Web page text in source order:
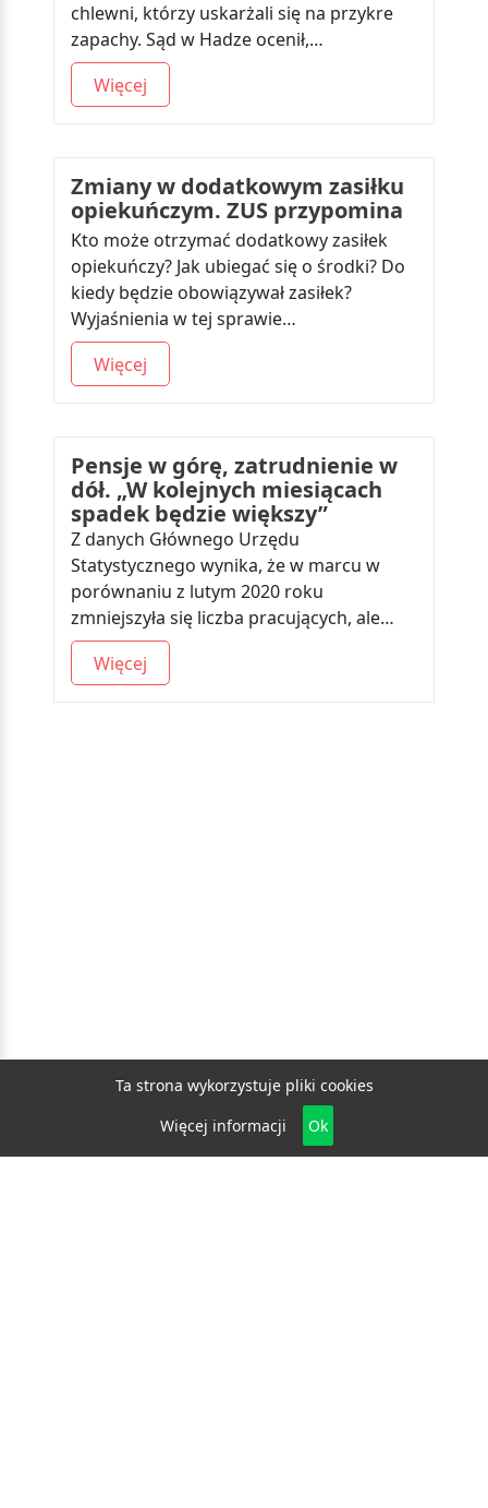
chlewni, którzy uskarżali się na przykre
zapachy. Sąd w Hadze ocenił,…
Więcej
Zmiany w dodatkowym zasiłku
opiekuńczym. ZUS przypomina
Kto może otrzymać dodatkowy zasiłek
opiekuńczy? Jak ubiegać się o środki? Do
kiedy będzie obowiązywał zasiłek?
Wyjaśnienia w tej sprawie…
Więcej
Pensje w górę, zatrudnienie w
dół. „W kolejnych miesiącach
spadek będzie większy”
Z danych Głównego Urzędu
Statystycznego wynika, że w marcu w
porównaniu z lutym 2020 roku
zmniejszyła się liczba pracujących, ale…
Więcej
Ta strona wykorzystuje pliki cookies
Więcej informacji
Ok